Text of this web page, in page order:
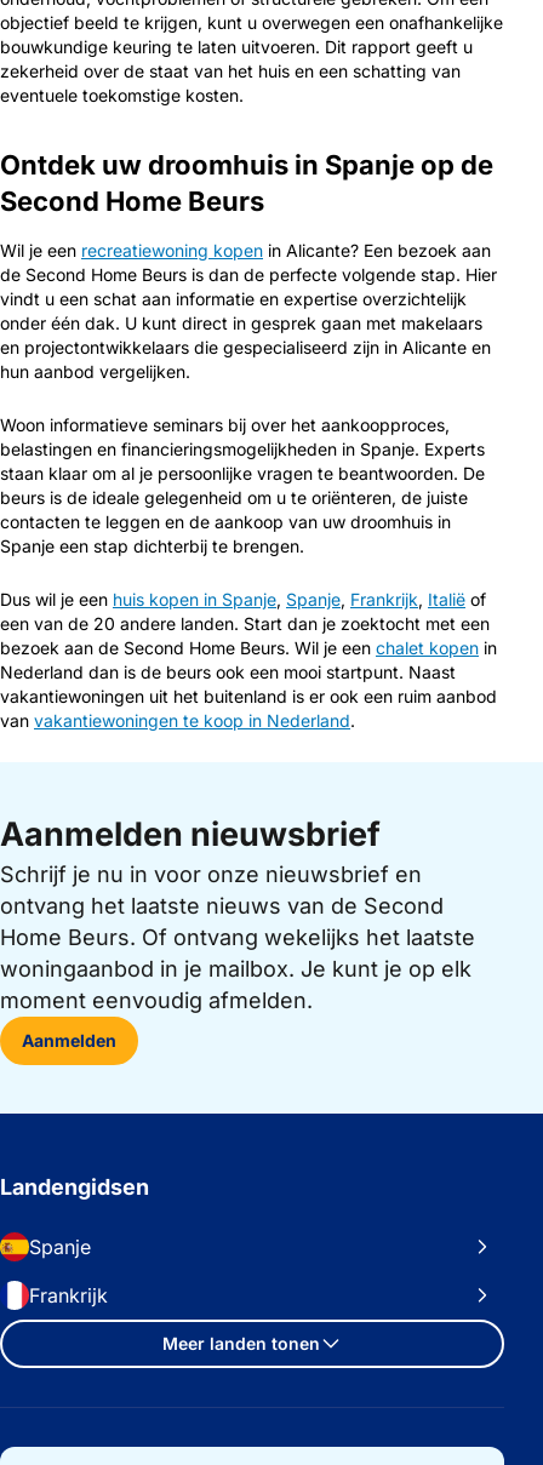
objectief beeld te krijgen, kunt u overwegen een onafhankelijke
bouwkundige keuring te laten uitvoeren. Dit rapport geeft u
zekerheid over de staat van het huis en een schatting van
eventuele toekomstige kosten.
Ontdek uw droomhuis in Spanje op de
Second Home Beurs
Wil je een recreatiewoning kopen in Alicante? Een bezoek aan
de Second Home Beurs is dan de perfecte volgende stap. Hier
vindt u een schat aan informatie en expertise overzichtelijk
onder één dak. U kunt direct in gesprek gaan met makelaars
en projectontwikkelaars die gespecialiseerd zijn in Alicante en
hun aanbod vergelijken.
Woon informatieve seminars bij over het aankoopproces,
belastingen en financieringsmogelijkheden in Spanje. Experts
staan klaar om al je persoonlijke vragen te beantwoorden. De
beurs is de ideale gelegenheid om u te oriënteren, de juiste
contacten te leggen en de aankoop van uw droomhuis in
Spanje een stap dichterbij te brengen.
Dus wil je een huis kopen in Spanje, Spanje, Frankrijk, Italië of
een van de 20 andere landen. Start dan je zoektocht met een
bezoek aan de Second Home Beurs. Wil je een chalet kopen in
Nederland dan is de beurs ook een mooi startpunt. Naast
vakantiewoningen uit het buitenland is er ook een ruim aanbod
van vakantiewoningen te koop in Nederland.
Aanmelden nieuwsbrief
Schrijf je nu in voor onze nieuwsbrief en
ontvang het laatste nieuws van de Second
Home Beurs. Of ontvang wekelijks het laatste
woningaanbod in je mailbox. Je kunt je op elk
moment eenvoudig afmelden.
Aanmelden
Landengidsen
Spanje
Frankrijk
Meer landen tonen
Belangrijke links